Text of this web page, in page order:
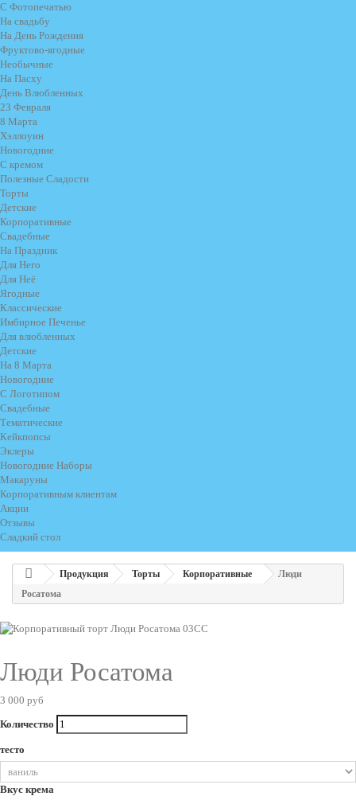
С Фотопечатью
На свадьбу
На День Рождения
Фруктово-ягодные
Необычные
На Пасху
День Влюбленных
23 Февраля
8 Марта
Хэллоуин
Новогодние
С кремом
Полезные Сладости
Торты
Детские
Корпоративные
Свадебные
На Праздник
Для Него
Для Неё
Ягодные
Классические
Имбирное Печенье
Для влюбленных
Детские
На 8 Марта
Новогодние
С Логотипом
Свадебные
Тематические
Кейкпопсы
Эклеры
Новогодние Наборы
Макаруны
Корпоративным клиентам
Акции
Отзывы
Сладкий стол
Продукция Торты Корпоративные
Люди
Росатома
Люди Росатома
3 000 руб
Количество
тесто
Вкус крема